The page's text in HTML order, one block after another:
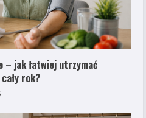
– jak łatwiej utrzymać
rok?